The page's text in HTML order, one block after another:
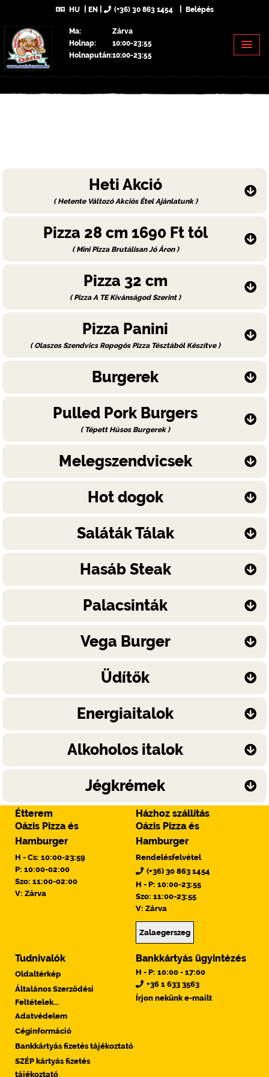
HU EN (+36) 30 863 1454 Belépés
Ma:
Zárva
Holnap:
10:00-23:55
Holnapután:10:00-23:55
Heti Akció
( Hetente Változó Akciós Étel Ajánlatunk )
Pizza 28 cm 1690 Ft tól
( Mini Pizza Brutálisan Jó Áron )
Pizza 32 cm
( Pizza A TE Kívánságod Szerint )
Pizza Panini
( Olaszos Szendvics Ropogós Pizza Tésztából Készítve )
Burgerek
Pulled Pork Burgers
( Tépett Húsos Burgerek )
Melegszendvicsek
Hot dogok
Saláták Tálak
Hasáb Steak
Palacsinták
Vega Burger
Üdítők
Energiaitalok
Alkoholos italok
Jégkrémek
Étterem
Oázis Pizza és
Hamburger
H - Cs: 10:00-23:59
P: 10:00-02:00
Szo: 11:00-02:00
V: Zárva
Házhoz szállítás
Oázis Pizza és
Hamburger
Rendelésfelvétel
(+36) 30 863 1454
H - P: 10:00-23:55
Szo: 11:00-23:55
V: Zárva
Zalaegerszeg
Tudnivalók
Oldaltérkép
Általános Szerződési
Feltételek...
Adatvédelem
Céginformáció
Bankkártyás fizetés tájékoztató
SZÉP kártyás fizetés
tájékoztató
Bankkártyás ügyintézés
H - P: 10:00 - 17:00
+36 1 633 3563
Írjon nekünk e-mailt